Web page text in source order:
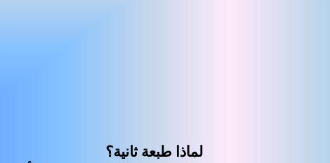
لماذا طبعة ثانية؟